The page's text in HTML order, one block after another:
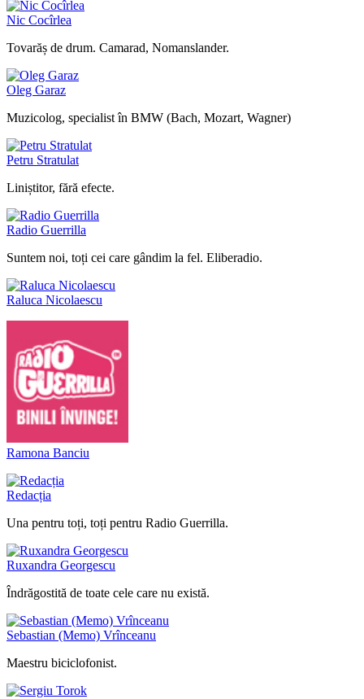
Nic Cocîrlea
Tovarăș de drum. Camarad, Nomanslander.
Oleg Garaz
Muzicolog, specialist în BMW (Bach, Mozart, Wagner)
Petru Stratulat
Liniștitor, fără efecte.
Radio Guerrilla
Suntem noi, toți cei care gândim la fel. Eliberadio.
Raluca Nicolaescu
Ramona Banciu
Redacția
Una pentru toți, toți pentru Radio Guerrilla.
Ruxandra Georgescu
Îndrăgostită de toate cele care nu există.
Sebastian (Memo) Vrînceanu
Maestru biciclofonist.